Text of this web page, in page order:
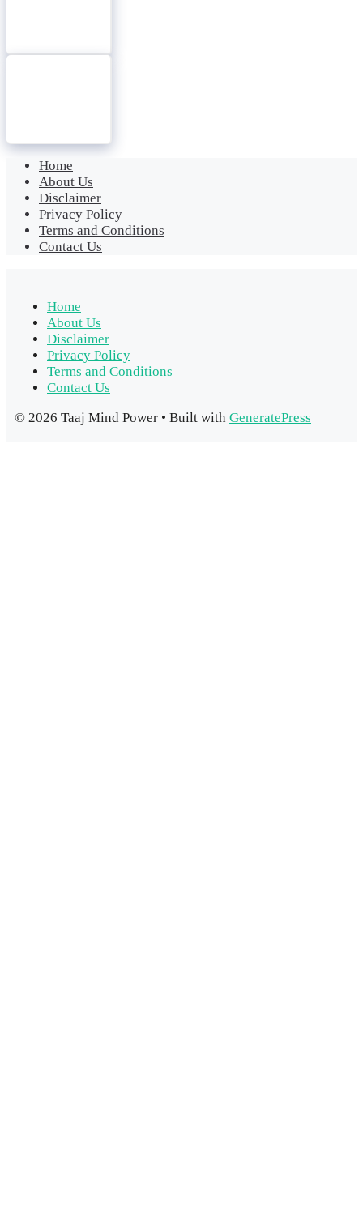
Home
About Us
Disclaimer
Privacy Policy
Terms and Conditions
Contact Us
Home
About Us
Disclaimer
Privacy Policy
Terms and Conditions
Contact Us
© 2026 Taaj Mind Power • Built with GeneratePress